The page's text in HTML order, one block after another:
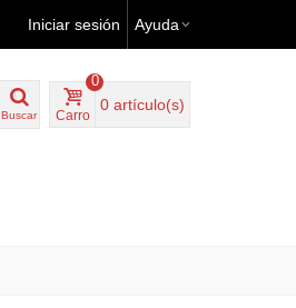
Iniciar sesión Ayuda
Buscar Carro
0
0 artículo(s)